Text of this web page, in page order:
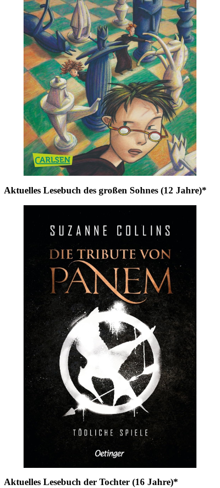
Aktuelles Lesebuch des großen Sohnes (12 Jahre)*
Aktuelles Lesebuch der Tochter (16 Jahre)*